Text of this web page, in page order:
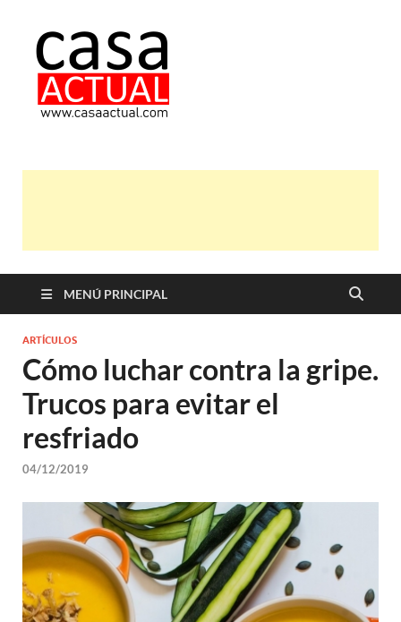
MENÚ PRINCIPAL
ARTÍCULOS
Cómo luchar contra la gripe.
Trucos para evitar el
resfriado
04/12/2019